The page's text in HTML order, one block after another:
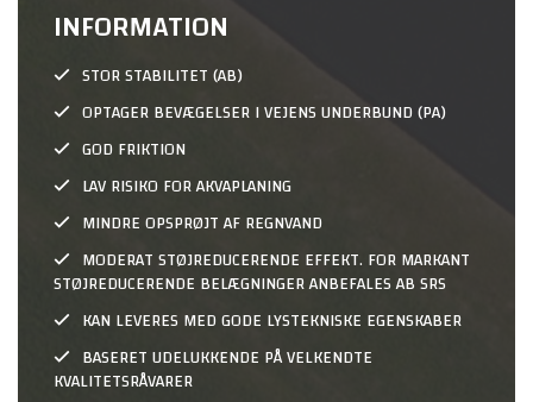
INFORMATION
STOR STABILITET (AB)
OPTAGER BEVÆGELSER I VEJENS UNDERBUND (PA)
GOD FRIKTION
LAV RISIKO FOR AKVAPLANING
MINDRE OPSPRØJT AF REGNVAND
MODERAT STØJREDUCERENDE EFFEKT. FOR MARKANT
STØJREDUCERENDE BELÆGNINGER ANBEFALES AB SRS
KAN LEVERES MED GODE LYSTEKNISKE EGENSKABER
BASERET UDELUKKENDE PÅ VELKENDTE
KVALITETSRÅVARER